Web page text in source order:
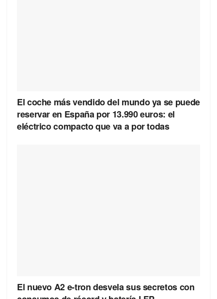
El coche más vendido del mundo ya se puede
reservar en España por 13.990 euros: el
eléctrico compacto que va a por todas
El nuevo A2 e-tron desvela sus secretos con